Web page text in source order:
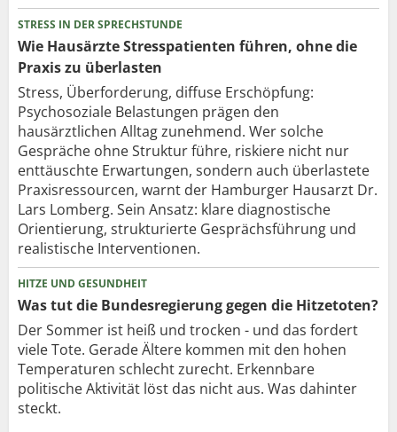
STRESS IN DER SPRECHSTUNDE
Wie Hausärzte Stresspatienten führen, ohne die
Praxis zu überlasten
Stress, Überforderung, diffuse Erschöpfung:
Psychosoziale Belastungen prägen den
hausärztlichen Alltag zunehmend. Wer solche
Gespräche ohne Struktur führe, riskiere nicht nur
enttäuschte Erwartungen, sondern auch überlastete
Praxisressourcen, warnt der Hamburger Hausarzt Dr.
Lars Lomberg. Sein Ansatz: klare diagnostische
Orientierung, strukturierte Gesprächsführung und
realistische Interventionen.
HITZE UND GESUNDHEIT
Was tut die Bundesregierung gegen die Hitzetoten?
Der Sommer ist heiß und trocken - und das fordert
viele Tote. Gerade Ältere kommen mit den hohen
Temperaturen schlecht zurecht. Erkennbare
politische Aktivität löst das nicht aus. Was dahinter
steckt.